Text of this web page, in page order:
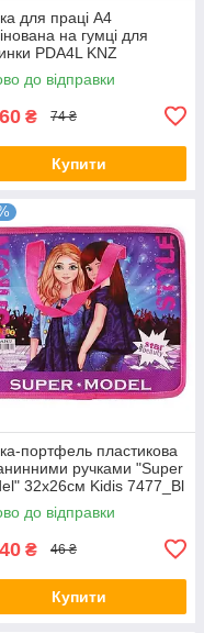
для праці А4
на гумці для
PDA4L KNZ
до відправки
₴ 74 ₴
Купити
портфель пластикова
ручками "Super
32x26см Kidis 7477_Bl
KNZ
до відправки
₴ 46 ₴
Купити